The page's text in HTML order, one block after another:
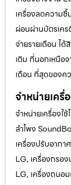
เครื่องลดความ
ผ่อนผ่านบัตรเค
จ่ายรายเดือน ไ
เติม ที่นอกเหนือ
เดือน ที่สุดของค
จำหน่ายเครื่
จำหน่ายเครื่องใ
ลำโพง
เครื่องปรับอากา
LG, เครื่องกรอ
LG, เครื่องถนอ